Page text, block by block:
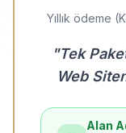
Yıllık ödeme
"Tek
Web
Alan